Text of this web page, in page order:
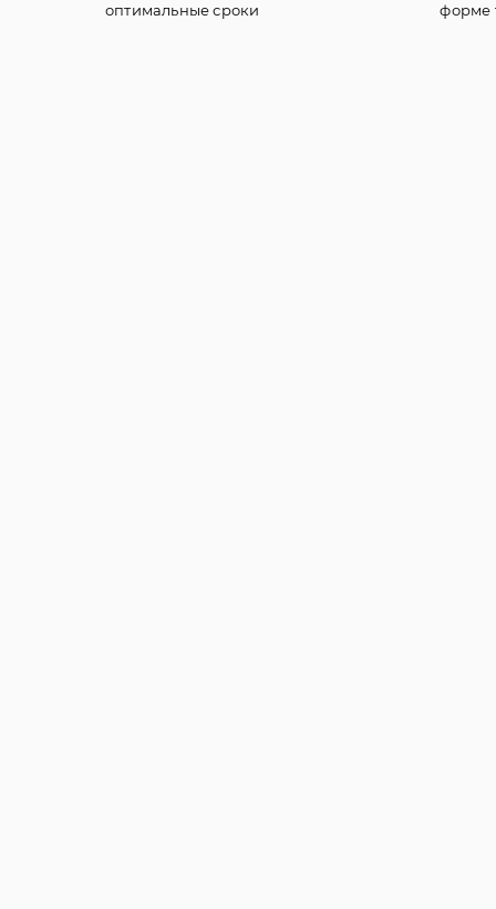
оптимальные сроки
форме